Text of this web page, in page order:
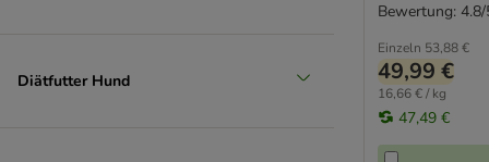
Diätfutter Hund
Einzeln 53,88 €
49,99 €
16,66 € / kg
47,49 €
Bewertung: